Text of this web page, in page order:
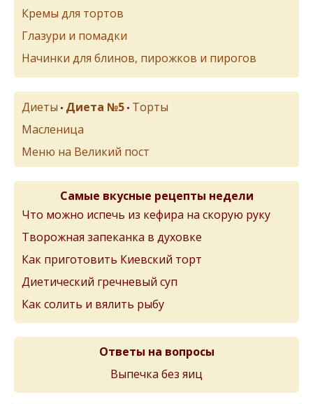
Кремы для тортов
Глазури и помадки
Начинки для блинов, пирожков и пирогов
Диеты • Диета №5 • Торты
Масленица
Меню на Великий пост
Самые вкусные рецепты недели
Что можно испечь из кефира на скорую руку
Творожная запеканка в духовке
Как приготовить Киевский торт
Диетический гречневый суп
Как солить и вялить рыбу
Ответы на вопросы
Выпечка без яиц